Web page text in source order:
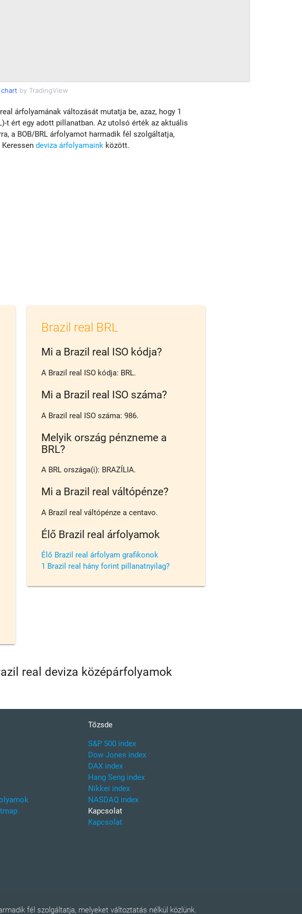
chart by TradingView
árfolyamának változását mutatja be, azaz, hogy 1
t ért egy adott pillanatban. Az utolsó érték az aktuális
a BOB/BRL árfolyamot harmadik fél szolgáltatja,
Keressendeviza árfolyamaink között.
Brazil real BRL
Mi a Brazil real ISO kódja?
A Brazil real ISO kódja: BRL.
Mi a Brazil real ISO száma?
A Brazil real ISO száma: 986.
Melyik ország pénzneme a
BRL?
A BRL országa(i): BRAZÍLIA.
Mi a Brazil real váltópénze?
A Brazil real váltópénze a centavo.
Élő Brazil real árfolyamok
Élő Brazil real árfolyam grafikonok
1 Brazil real hány forint pillanatnyilag?
real deviza középárfolyamok
Tőzsde
S&P 500 index
Dow Jones index
DAX index
Hang Seng index
Nikkei index
NASDAQ index
Kapcsolat
Kapcsolat
fél szolgáltatja, melyeket változtatás nélkül közlünk.